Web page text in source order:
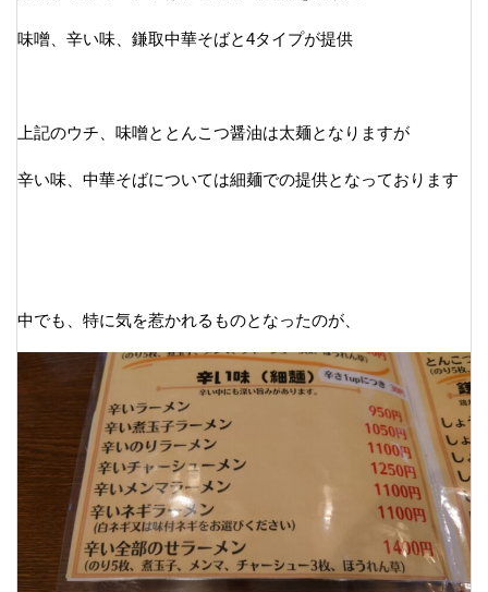
味噌、辛い味、鎌取中華そばと4タイプが提供
上記のウチ、味噌ととんこつ醤油は太麺となりますが
辛い味、中華そばについては細麺での提供となっております
中でも、特に気を惹かれるものとなったのが、